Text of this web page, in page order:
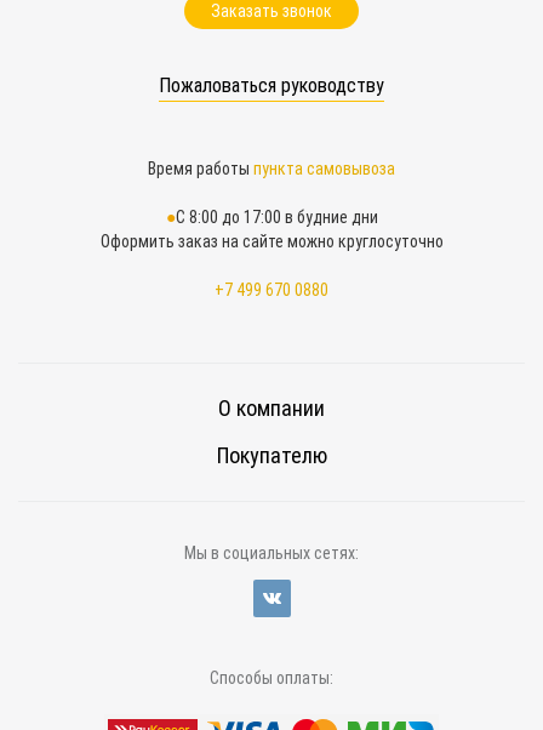
Заказать звонок
Пожаловаться руководству
Время работы пункта самовывоза
С 8:00 до 17:00 в будние дни
Оформить заказ на сайте можно круглосуточно
+7 499 670 0880
О компании
Покупателю
Мы в социальных сетях:
Способы оплаты: